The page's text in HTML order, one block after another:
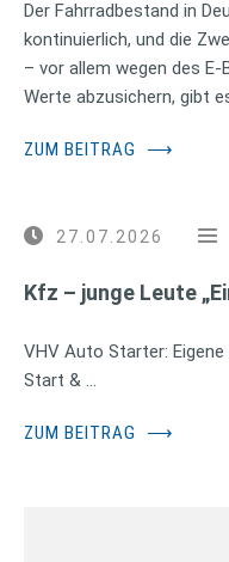
Der Fahrradbestand in
kontinuierlich, und die
– vor allem wegen des
Werte abzusichern, gibt
ZUM BEITRAG ⟶
27.07.2026
Kfz – junge Leute
VHV Auto Starter:
Start & …
ZUM BEITRAG ⟶